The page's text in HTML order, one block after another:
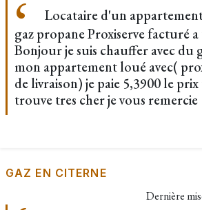
Locataire d'un
gaz propane Proxiserve facturé
Bonjour je suis chauffer avec du
mon appartement loué avec(
de livraison) je paie 5,3900 le
trouve tres cher je vous remercie
GAZ EN CITERNE
Dernière